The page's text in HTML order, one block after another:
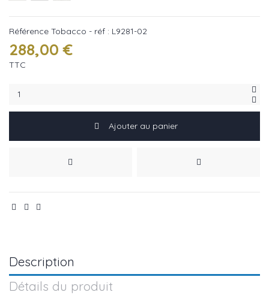
Référence Tobacco - réf : L9281-02
288,00 €
TTC
Ajouter au panier
Description
Détails du produit